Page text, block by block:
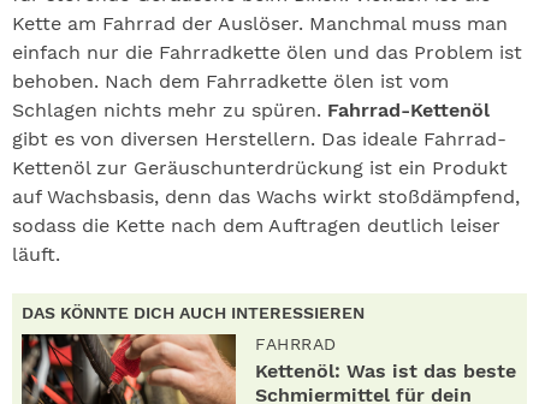
Kette am Fahrrad der Auslöser. Manchmal muss man
einfach nur die Fahrradkette ölen und das Problem ist
behoben. Nach dem Fahrradkette ölen ist vom
Schlagen nichts mehr zu spüren. Fahrrad-Kettenöl
gibt es von diversen Herstellern. Das ideale Fahrrad-
Kettenöl zur Geräuschunterdrückung ist ein Produkt
auf Wachsbasis, denn das Wachs wirkt stoßdämpfend,
sodass die Kette nach dem Auftragen deutlich leiser
läuft.
DAS KÖNNTE DICH AUCH INTERESSIEREN
FAHRRAD
Kettenöl: Was ist das beste
Schmiermittel für dein